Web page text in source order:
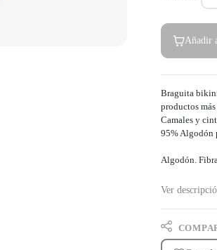
Añadir
Braguita
productos
Camales y
95% Algodón
Algodón.
Ver